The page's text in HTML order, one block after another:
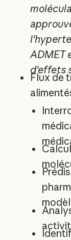
ADMET
d'effets
Flux de